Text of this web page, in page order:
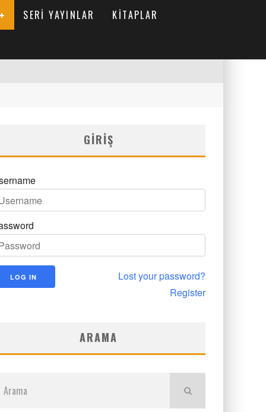
SERI YAYINLAR KITAPLAR
GIRIŞ
Lost your password?
Register
ARAMA